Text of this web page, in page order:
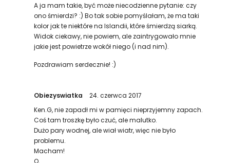
A ja mam takie, być może niecodzienne pytanie: czy
ono śmierdzi? :) Bo tak sobie pomyślałam, że ma taki
kolor jak te niektóre na Islandii, które śmierdzą siarką.
Widok ciekawy, nie powiem, ale zaintrygowało mnie
jakie jest powietrze wokół niego (i nad nim).
Pozdrawiam serdecznie! :)
Obiezyswiatka
24. czerwca 2017
Ken.G, nie zapadł mi w pamięci nieprzyjemny zapach.
Coś tam troszkę było czuć, ale malutko.
Dużo pary wodnej, ale wiał wiatr, więc nie było
problemu.
Macham!
O.